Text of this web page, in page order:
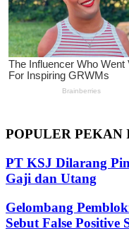
POPULER PEKAN
PT KSJ Dilarang
Gaji dan Utang
Gelombang
Sebut False Positive